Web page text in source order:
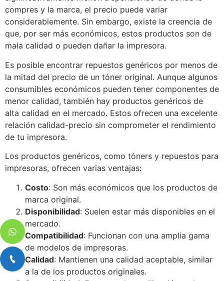
compres y la marca, el precio puede variar
considerablemente. Sin embargo, existe la creencia de
que, por ser más económicos, estos productos son de
mala calidad o pueden dañar la impresora.
Es posible encontrar repuestos genéricos por menos de
la mitad del precio de un tóner original. Aunque algunos
consumibles económicos pueden tener componentes de
menor calidad, también hay productos genéricos de
alta calidad en el mercado. Estos ofrecen una excelente
relación calidad-precio sin comprometer el rendimiento
de tu impresora.
Los productos genéricos, como tóners y repuestos para
impresoras, ofrecen varias ventajas:
Costo: Son más económicos que los productos de
marca original.
Disponibilidad: Suelen estar más disponibles en el
mercado.
Compatibilidad: Funcionan con una amplia gama
de modelos de impresoras.
Calidad: Mantienen una calidad aceptable, similar
a la de los productos originales.